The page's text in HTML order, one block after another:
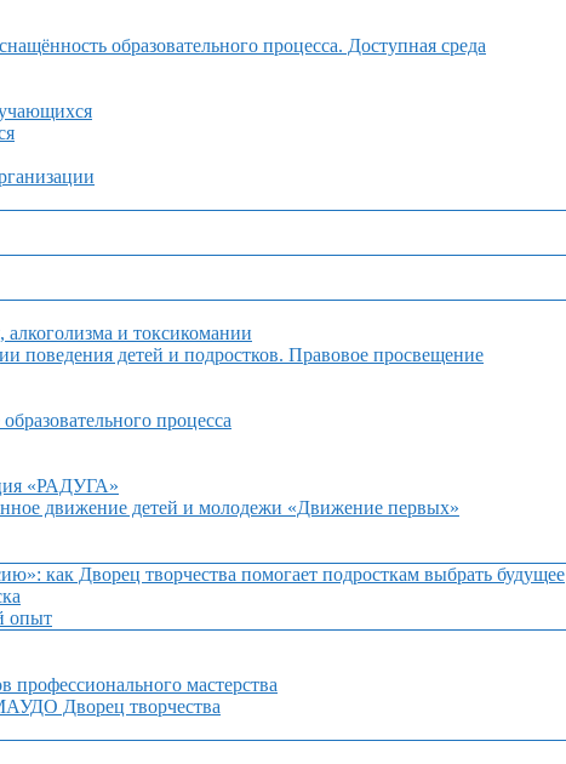
образовательного процесса. Доступная среда
и токсикомании
поведения детей и подростков. Правовое просвещение
процесса
«РАДУГА»
движение детей и молодежи «Движение первых»
как Дворец творчества помогает подросткам выбрать будущее
опыт
мастерства
Дворец творчества